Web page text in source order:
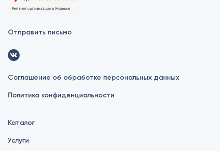
Отправить письмо
Соглашение об обработке персональных данных
Политика конфиденциальности
Каталог
Услуги